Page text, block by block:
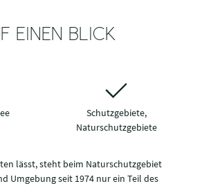
EINEN BLICK
Schutzgebiete,
Naturschutzgebiete
lässt, steht beim Naturschutzgebiet
Umgebung seit 1974 nur ein Teil des